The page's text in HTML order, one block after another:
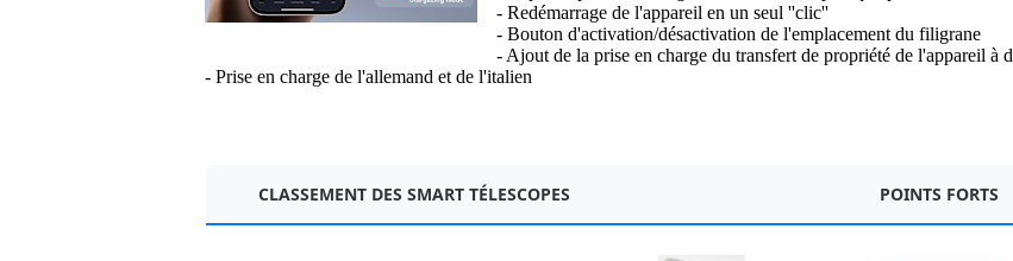
- Redémarrage de l'appareil en un seul ''clic''
- Bouton d'activation/désactivation de l'emplacement du filigrane
- Ajout de la prise en charge du transfert de propriété de l'appareil à
- Prise en charge de l'allemand et de l'italien
CLASSEMENT DES SMART TÉLESCOPES POINTS FORTS